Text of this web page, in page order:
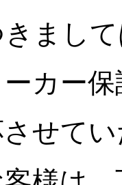
まし
カー
せて